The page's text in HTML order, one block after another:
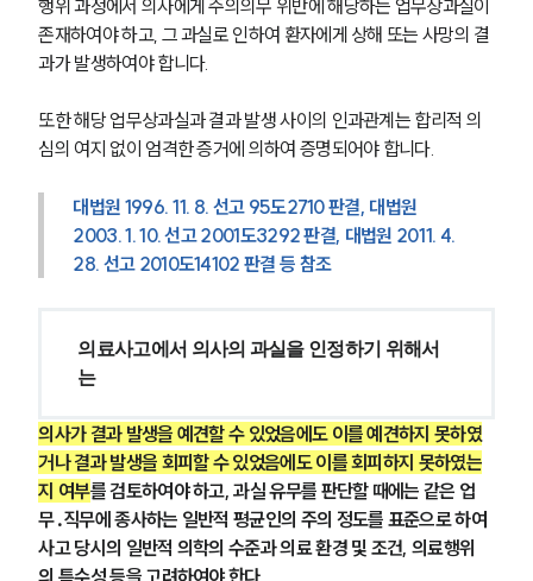
행위 과정에서 의사에게 주의의무 위반에 해당하는 업무상과실이
존재하여야 하고, 그 과실로 인하여 환자에게 상해 또는 사망의 결
과가 발생하여야 합니다.
또한 해당 업무상과실과 결과 발생 사이의 인과관계는 합리적 의
심의 여지 없이 엄격한 증거에 의하여 증명되어야 합니다.
대법원 1996. 11. 8. 선고 95도2710 판결, 대법원
2003. 1. 10. 선고 2001도3292 판결, 대법원 2011. 4.
28. 선고 2010도14102 판결 등 참조
의료사고에서 의사의 과실을 인정하기 위해서
는
의사가 결과 발생을 예견할 수 있었음에도 이를 예견하지 못하였
거나 결과 발생을 회피할 수 있었음에도 이를 회피하지 못하였는
지 여부를 검토하여야 하고, 과실 유무를 판단할 때에는 같은 업
무․직무에 종사하는 일반적 평균인의 주의 정도를 표준으로 하여
사고 당시의 일반적 의학의 수준과 의료 환경 및 조건, 의료행위
의 특수성 등을 고려하여야 한다.